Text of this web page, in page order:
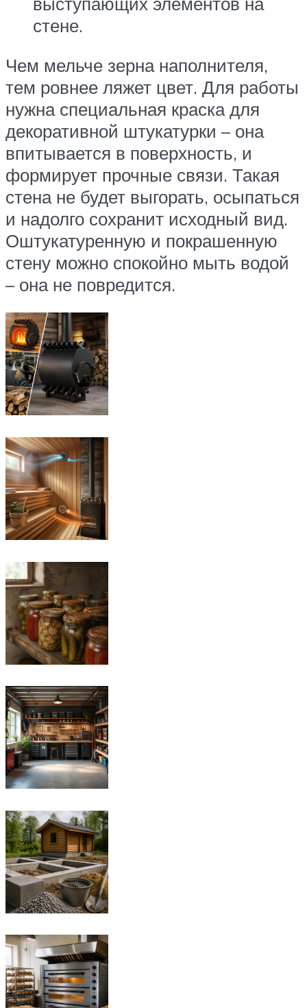
стене.
Чем мельче зерна наполнителя,
тем ровнее ляжет цвет. Для работы
нужна специальная краска для
декоративной штукатурки – она
впитывается в поверхность, и
формирует прочные связи. Такая
стена не будет выгорать, осыпаться
и надолго сохранит исходный вид.
Оштукатуренную и покрашенную
стену можно спокойно мыть водой
– она не повредится.